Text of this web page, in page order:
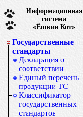
Информационная
система
«Ёшкин Кот»
Государственные
стандарты
Декларация о
соответствии
Единый перечень
продукции ТС
Классификатор
государственных
стандартов